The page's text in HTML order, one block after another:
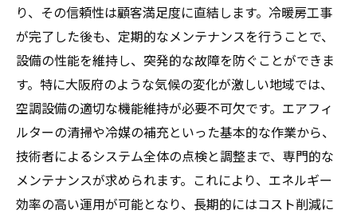
り、その信頼性は顧客満足度に直結します。冷暖房工事
が完了した後も、定期的なメンテナンスを行うことで、
設備の性能を維持し、突発的な故障を防ぐことができま
す。特に大阪府のような気候の変化が激しい地域では、
空調設備の適切な機能維持が必要不可欠です。エアフィ
ルターの清掃や冷媒の補充といった基本的な作業から、
技術者によるシステム全体の点検と調整まで、専門的な
メンテナンスが求められます。これにより、エネルギー
効率の高い運用が可能となり、長期的にはコスト削減に